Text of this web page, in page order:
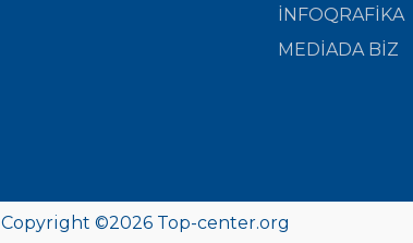
İNFOQRAFİKA
MEDİADA BİZ
Copyright ©2026Top-center.org